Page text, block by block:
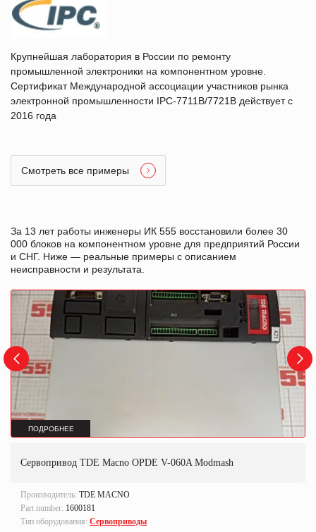
Крупнейшая лаборатория в России по ремонту
промышленной электроники на компонентном уровне.
Сертификат Международной ассоциации участников рынка
электронной промышленности IPC-7711B/7721B действует с
2016 года
Смотреть все примеры
За 13 лет работы инженеры ИК 555 восстановили более 30
000 блоков на компонентном уровне для предприятий России
и СНГ. Ниже — реальные примеры с описанием
неисправности и результата.
ПОДРОБНЕЕ
Сервопривод TDE Macno OPDE V-060A Modmash
Производитель: TDE MACNO
Part number: 1600181
Тип оборудования: Сервоприводы